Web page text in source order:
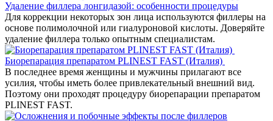
Удаление филлера лонгидазой: особенности процедуры
Для коррекции некоторых зон лица используются филлеры на
основе полимолочной или гиалуроновой кислоты. Доверяйте
удаление филлера только опытным специалистам.
Биорепарация препаратом PLINEST FAST (Италия)
В последнее время женщины и мужчины прилагают все
усилия, чтобы иметь более привлекательный внешний вид.
Поэтому они проходят процедуру биорепарации препаратом
PLINEST FAST.